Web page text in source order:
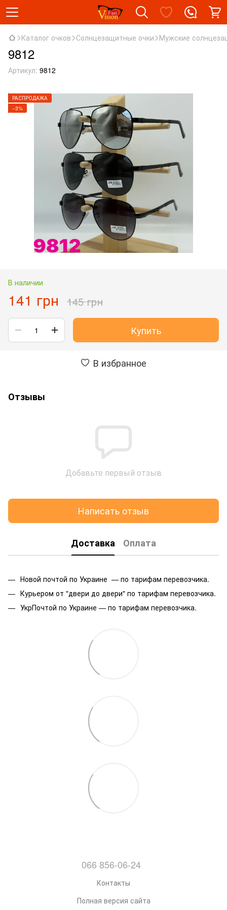
Каталог очков Солнцезащитные очки Мужские
9812
Артикул: 9812
РАСПРОДАЖА
−3%
В наличии
141 грн 145 грн
Купить
В избранное
Отзывы
Добавьте первый отзыв
Написать отзыв
Доставка Оплата
Новой почтой по Украине — по тарифам перевозчика.
Курьером от "двери до двери" по тарифам перевозчика.
УкрПочтой по Украине — по тарифам перевозчика.
066 856-06-24
Контакты
Полная версия сайта